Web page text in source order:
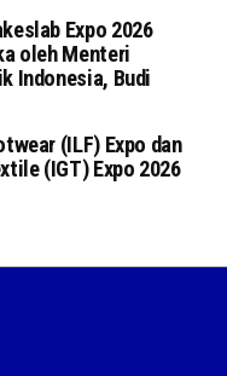
Expo 2026
oleh Menteri
Indonesia, Budi
(ILF) Expo dan
(IGT) Expo 2026